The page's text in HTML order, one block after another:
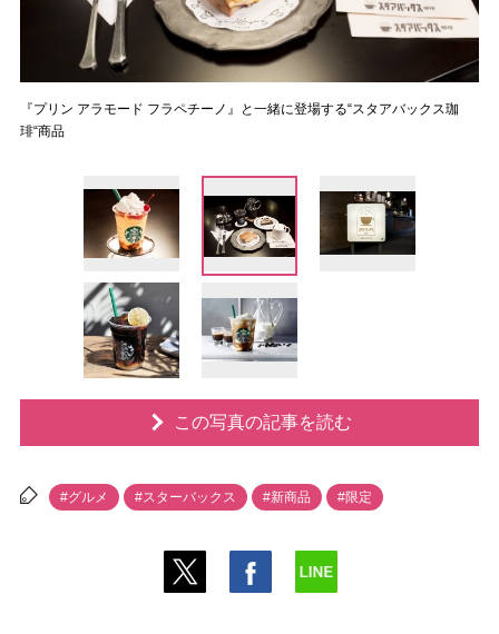
『プリン アラモード フラペチーノ』と一緒に登場する“スタアバックス珈
琲“商品
この写真の記事を読む
#グルメ #スターバックス #新商品 #限定